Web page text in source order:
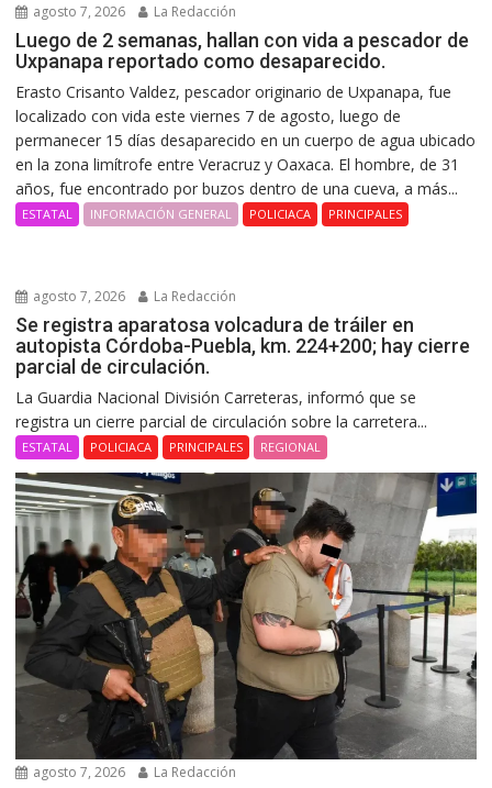
agosto 7, 2026 La Redacción
Luego de 2 semanas, hallan con vida a pescador de
Uxpanapa reportado como desaparecido.
Erasto Crisanto Valdez, pescador originario de Uxpanapa, fue
localizado con vida este viernes 7 de agosto, luego de
permanecer 15 días desaparecido en un cuerpo de agua ubicado
en la zona limítrofe entre Veracruz y Oaxaca. El hombre, de 31
años, fue encontrado por buzos dentro de una cueva, a más...
ESTATAL INFORMACIÓN GENERAL POLICIACA PRINCIPALES
agosto 7, 2026 La Redacción
Se registra aparatosa volcadura de tráiler en
autopista Córdoba-Puebla, km. 224+200; hay cierre
parcial de circulación.
La Guardia Nacional División Carreteras, informó que se
registra un cierre parcial de circulación sobre la carretera...
ESTATAL POLICIACA PRINCIPALES REGIONAL
agosto 7, 2026 La Redacción